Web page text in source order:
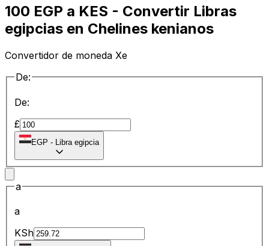
100 EGP a KES - Convertir Libras
egipcias en Chelines kenianos
Convertidor de moneda Xe
De:
De:
£
EGP - Libra egipcia
a
a
KSh